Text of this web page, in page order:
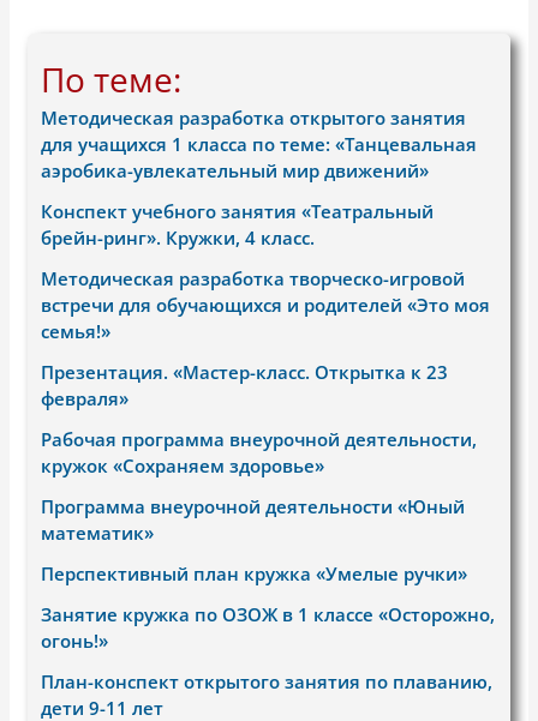
По теме:
Методическая разработка открытого занятия
для учащихся 1 класса по теме: «Танцевальная
аэробика-увлекательный мир движений»
Конспект учебного занятия «Театральный
брейн-ринг». Кружки, 4 класс.
Методическая разработка творческо-игровой
встречи для обучающихся и родителей «Это моя
семья!»
Презентация. «Мастер-класс. Открытка к 23
февраля»
Рабочая программа внеурочной деятельности,
кружок «Сохраняем здоровье»
Программа внеурочной деятельности «Юный
математик»
Перспективный план кружка «Умелые ручки»
Занятие кружка по ОЗОЖ в 1 классе «Осторожно,
огонь!»
План-конспект открытого занятия по плаванию,
дети 9-11 лет